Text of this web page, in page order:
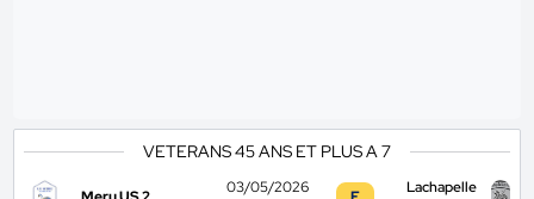
VETERANS 45 ANS ET PLUS A 7
03/05/2026
Lachapelle